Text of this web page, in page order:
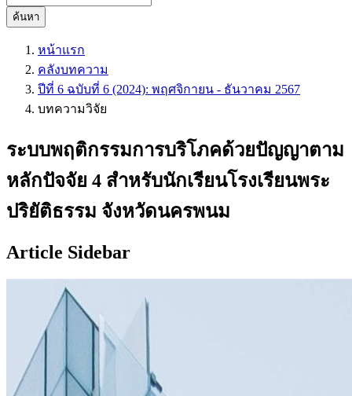
ค้นหา
หน้าแรก
คลังบทความ
ปีที่ 6 ฉบับที่ 6 (2024): พฤศจิกายน - ธันวาคม 2567
บทความวิจัย
ระบบพฤติกรรมการบริโภคด้วยปัญญาตาม
หลักปัจจัย 4 สำหรับนักเรียนโรงเรียนพระ
ปริยัติธรรม จังหวัดนครพนม
Article Sidebar